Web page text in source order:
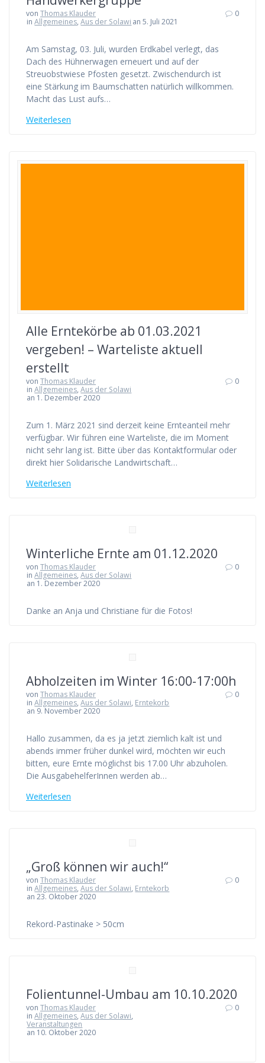
von Thomas Klauder
inAllgemeines,Aus der Solawi an 5. Juli 2021
0
Am Samstag, 03. Juli, wurden Erdkabel verlegt, das
Dach des Hühnerwagen erneuert und auf der
Streuobstwiese Pfosten gesetzt. Zwischendurch ist
eine Stärkung im Baumschatten natürlich willkommen.
Macht das Lust aufs…
Weiterlesen
Alle Erntekörbe ab 01.03.2021
vergeben! – Warteliste aktuell
erstellt
von Thomas Klauder
inAllgemeines,Aus der Solawi
an 1. Dezember 2020
0
Zum 1. März 2021 sind derzeit keine Ernteanteil mehr
verfügbar. Wir führen eine Warteliste, die im Moment
nicht sehr lang ist. Bitte über das Kontaktformular oder
direkt hier Solidarische Landwirtschaft…
Weiterlesen
Winterliche Ernte am 01.12.2020
von Thomas Klauder
inAllgemeines,Aus der Solawi
an 1. Dezember 2020
0
Danke an Anja und Christiane für die Fotos!
Abholzeiten im Winter 16:00-17:00h
von Thomas Klauder
inAllgemeines,Aus der Solawi, Erntekorb
an 9. November 2020
0
Hallo zusammen, da es ja jetzt ziemlich kalt ist und
abends immer früher dunkel wird, möchten wir euch
bitten, eure Ernte möglichst bis 17.00 Uhr abzuholen.
Die AusgabehelferInnen werden ab…
Weiterlesen
„Groß können wir auch!“
von Thomas Klauder
inAllgemeines,Aus der Solawi, Erntekorb
an 23. Oktober 2020
0
Rekord-Pastinake > 50cm
Folientunnel-Umbau am 10.10.2020
von Thomas Klauder
inAllgemeines,Aus der Solawi,
Veranstaltungen
an 10. Oktober 2020
0